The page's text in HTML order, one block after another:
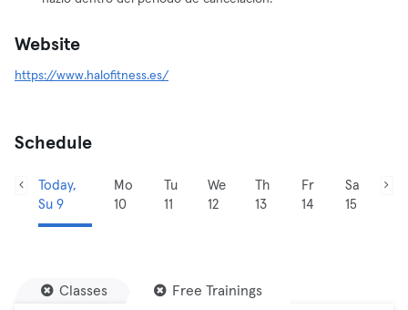
Website
https://www.halofitness.es/
Schedule
Today,
Su 9
Mo
10
Tu
11
We
12
Th
13
Fr
14
Sa
15
Classes Free Trainings